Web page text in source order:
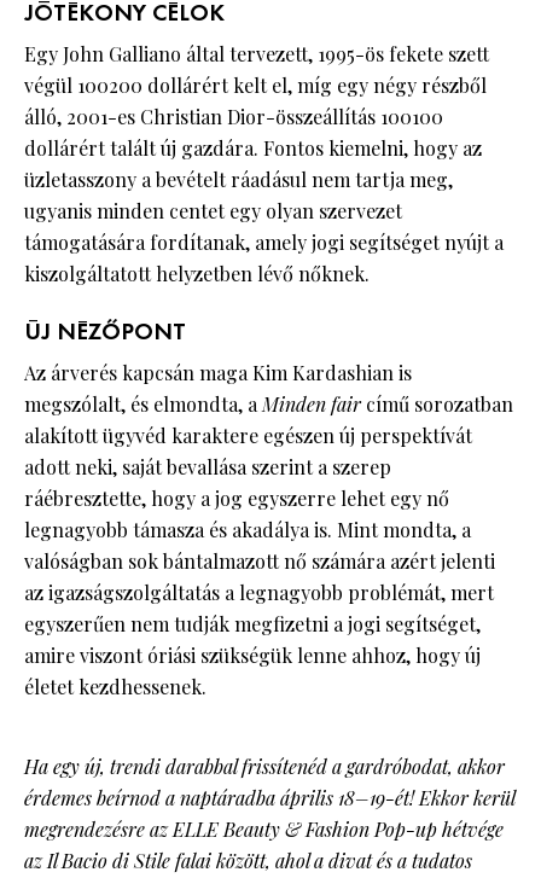
JÓTÉKONY CÉLOK
Egy John Galliano által tervezett, 1995-ös fekete szett
végül 100200 dollárért kelt el, míg egy négy részből
álló, 2001-es Christian Dior-összeállítás 100100
dollárért talált új gazdára. Fontos kiemelni, hogy az
üzletasszony a bevételt ráadásul nem tartja meg,
ugyanis minden centet egy olyan szervezet
támogatására fordítanak, amely jogi segítséget nyújt a
kiszolgáltatott helyzetben lévő nőknek.
ÚJ NÉZŐPONT
Az árverés kapcsán maga Kim Kardashian is
megszólalt, és elmondta, aMinden faircímű sorozatban
alakított ügyvéd karaktere egészen új perspektívát
adott neki, saját bevallása szerint a szerep
ráébresztette, hogy a jog egyszerre lehet egy nő
legnagyobb támasza és akadálya is. Mint mondta, a
valóságban sok bántalmazott nő számára azért jelenti
az igazságszolgáltatás a legnagyobb problémát, mert
egyszerűen nem tudják megfizetni a jogi segítséget,
amire viszont óriási szükségük lenne ahhoz, hogy új
életet kezdhessenek.
Ha egy új, trendi darabbal frissítenéd a gardróbodat, akkor
érdemes beírnod a naptáradba április 18–19-ét! Ekkor kerül
megrendezésre az ELLE Beauty & Fashion Pop-up hétvége
az Il Bacio di Stile falai között, ahol a divat és a tudatos